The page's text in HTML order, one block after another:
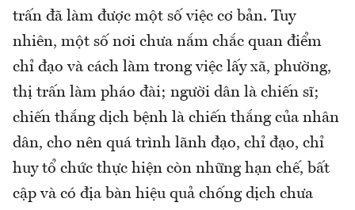
trấn đã làm được một số việc cơ bản. Tuy
nhiên, một số nơi chưa nắm chắc quan điểm
chỉ đạo và cách làm trong việc lấy xã, phường,
thị trấn làm pháo đài; người dân là chiến sĩ;
chiến thắng dịch bệnh là chiến thắng của nhân
dân, cho nên quá trình lãnh đạo, chỉ đạo, chỉ
huy tổ chức thực hiện còn những hạn chế, bất
cập và có địa bàn hiệu quả chống dịch chưa